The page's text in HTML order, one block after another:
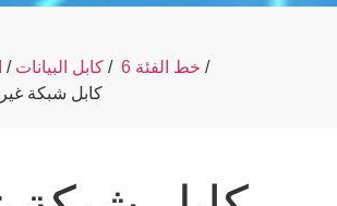
خط الفئة 6 / كابل البيانات /
/